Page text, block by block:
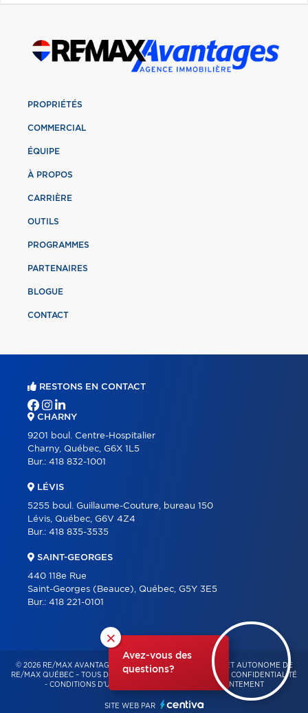
×
Avez-vous des
questions?
PROPRIÉTÉS
COMMERCIAL
ÉQUIPE
À PROPOS
CARRIÈRE
OUTILS
PROGRAMMES
PARTENAIRES
BLOGUE
CONTACT
RESTONS EN CONTACT
CHARNY
9201 boul. Centre-Hospitalier
Charny, Québec, G6X 1L5
Bur.: 418 832-1001
LÉVIS
5255 boul. Guillaume-Couture, bureau 150
Lévis, Québec, G6V 4Z4
Bur.: 418 835-3535
SAINT-GEORGES
440 118e Rue
Saint-Georges (Beauce), Québec, G5Y 3E5
Bur.: 418 221-0101
© 2026 RE/MAX AVANTAGES – FRANCHISÉ INDÉPENDANT ET AUTONOME DE
RE/MAX QUÉBEC – TOUS DROITS RÉSERVÉS -
POLITIQUE DE CONFIDENTIALITÉ
- CONDITIONS D'UTILISATION GESTION DU CONSENTEMENT
SITE WEB PAR